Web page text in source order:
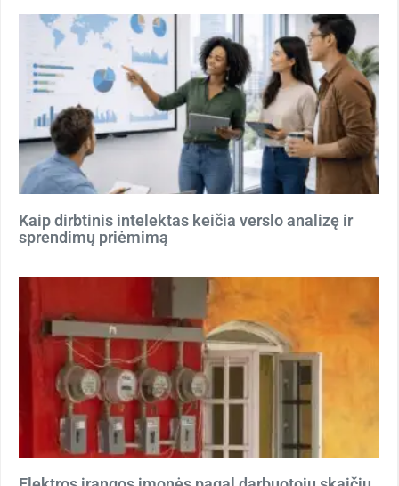
Kaip dirbtinis intelektas keičia verslo analizę ir
sprendimų priėmimą